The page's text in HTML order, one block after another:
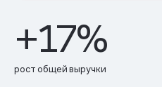
+17%
рост общей выручки